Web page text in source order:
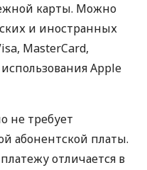
карты. Можно
и иностранных
MasterCard,
Apple
не требует
абонентской платы.
отличается в